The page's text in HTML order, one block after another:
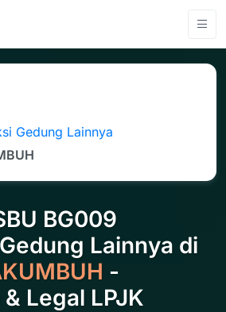
Gedung Lainnya
BG009
Lainnya di
-
Legal LPJK